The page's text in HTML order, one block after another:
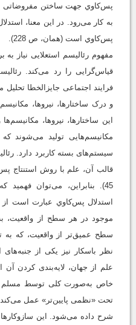
پس‌كاوي جهت ساختن مفروضاتی
به کار می‌رود. در این معنا،
پس‌كاوي است (همان، ص 228).
مفهوم رئالیسم استعلایی نیاز
قیاس‌گرایی را رد می‌کند.
فرایند اجتماعی جایزالخطا
و درک ساختارها، نیروها،
این ساختارها، نیروها،
مکانیسم‌هایی تولید می‌شوند
سیستم‌های بسته کاربرد دارد.
قالب آن، علم با روش
45). بنابراین، می‌توان
استدلال پس‌كاوي عبارت است
موجود در هر سطح از واقعیت،
سطح عمیق‌تر از واقعیت، که به
نظر باسکار نیز یکی از
علم از جهان، لایه‌بندی کردن
خاص به‌صورت کلی توسط مسلم
تحت «نظمی پایین‌تر» عمل
شرح داده می‌شود. این